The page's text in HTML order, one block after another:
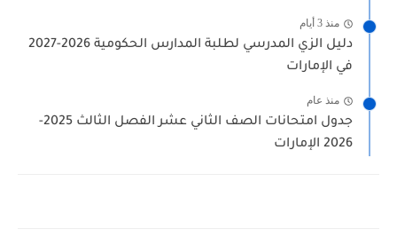
منذ 3 أيام
دليل الزي المدرسي لطلبة المدارس الحكومية 2026-2027
في الإمارات
منذ عام
جدول امتحانات الصف الثاني عشر الفصل الثالث 2025-
2026 الإمارات